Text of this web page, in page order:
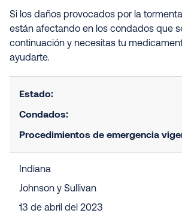
Si los daños provocados por la
están afectando en los condados que
continuación y necesitas tu
ayudarte.
Estado:
Condados:
Procedimientos de emergencia
Indiana
Johnson y Sullivan
13 de abril del 2023